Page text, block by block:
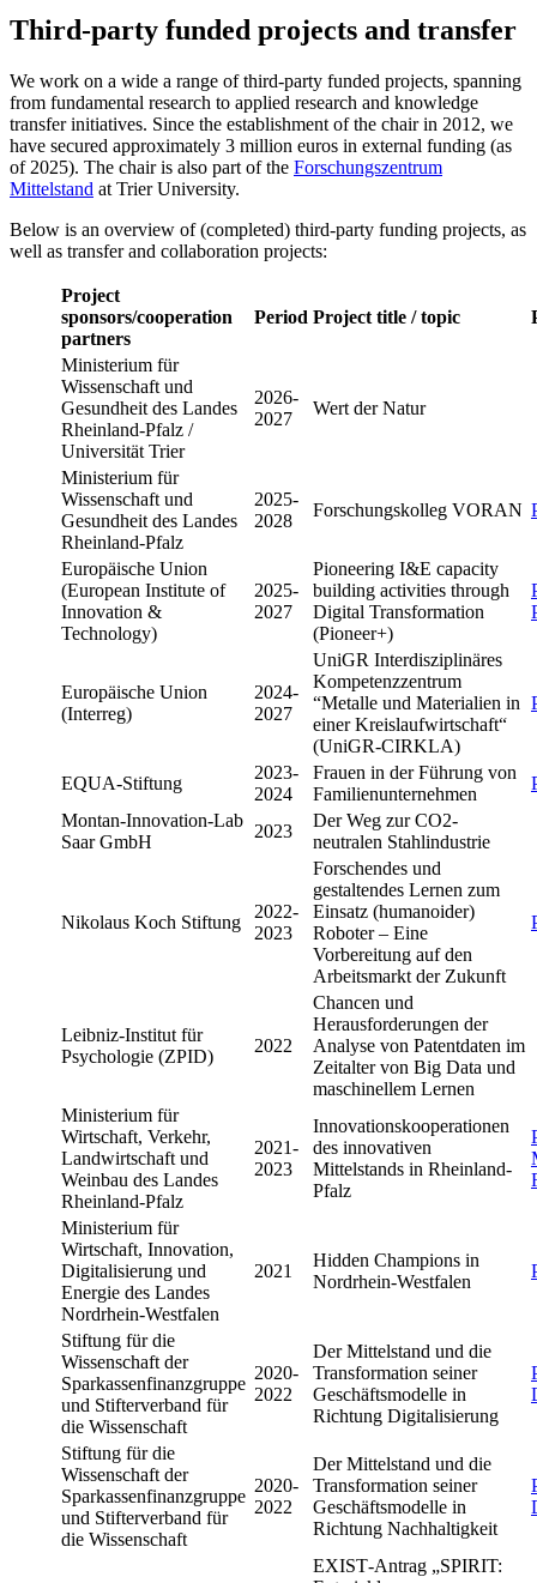
Third-party funded projects and transfer
We work on a wide a range of third-party funded projects, spanning
from fundamental research to applied research and knowledge
transfer initiatives. Since the establishment of the chair in 2012, we
have secured approximately 3 million euros in external funding (as
of 2025). The chair is also part of the Forschungszentrum
Mittelstand at Trier University.
Below is an overview of (completed) third-party funding projects, as
well as transfer and collaboration projects:
Project
sponsors/cooperation
partners
Period Project title / topic
Ministerium für
Wissenschaft und
Gesundheit des Landes
Rheinland-Pfalz /
Universität Trier
2026-
2027
Wert der Natur
Ministerium für
Wissenschaft und
Gesundheit des Landes
Rheinland-Pfalz
2025-
2028
Forschungskolleg VORAN
Europäische Union
(European Institute of
Innovation &
Technology)
2025-
2027
Pioneering I&E capacity
building activities through
Digital Transformation
(Pioneer+)
Europäische Union
(Interreg)
2024-
2027
UniGR Interdisziplinäres
Kompetenzzentrum
“Metalle und Materialien in
einer Kreislaufwirtschaft“
(UniGR-CIRKLA)
EQUA-Stiftung
2023-
2024
Frauen in der Führung von
Familienunternehmen
Montan-Innovation-Lab
Saar GmbH
2023
Der Weg zur CO2-
neutralen Stahlindustrie
Nikolaus Koch Stiftung
2022-
2023
Forschendes und
gestaltendes Lernen zum
Einsatz (humanoider)
Roboter – Eine
Vorbereitung auf den
Arbeitsmarkt der Zukunft
Leibniz-Institut für
Psychologie (ZPID)
2022
Chancen und
Herausforderungen der
Analyse von Patentdaten im
Zeitalter von Big Data und
maschinellem Lernen
Ministerium für
Wirtschaft, Verkehr,
Landwirtschaft und
Weinbau des Landes
Rheinland-Pfalz
2021-
2023
Innovationskooperationen
des innovativen
Mittelstands in Rheinland-
Pfalz
Ministerium für
Wirtschaft, Innovation,
Digitalisierung und
Energie des Landes
Nordrhein-Westfalen
2021
Hidden Champions in
Nordrhein-Westfalen
Stiftung für die
Wissenschaft der
Sparkassenfinanzgruppe
und Stifterverband für
die Wissenschaft
2020-
2022
Der Mittelstand und die
Transformation seiner
Geschäftsmodelle in
Richtung Digitalisierung
Stiftung für die
Wissenschaft der
Sparkassenfinanzgruppe
und Stifterverband für
die Wissenschaft
2020-
2022
Der Mittelstand und die
Transformation seiner
Geschäftsmodelle in
Richtung Nachhaltigkeit
EXIST‐Antrag „SPIRIT: